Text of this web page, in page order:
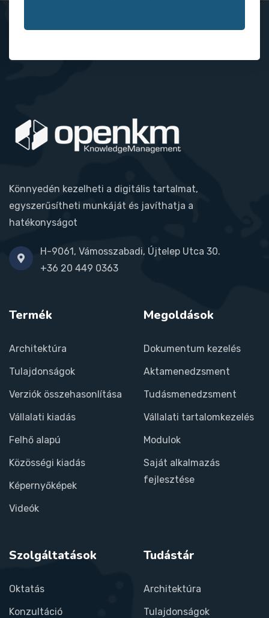
Könnyedén kezelheti a digitális tartalmat,
egyszerűsítheti munkáját és javíthatja a
hatékonyságot
H-9061, Vámosszabadi, Újtelep Utca 30.
+36 20 449 0363
Termék
Architektúra
Tulajdonságok
Verziók összehasonlítása
Vállalati kiadás
Felhő alapú
Közösségi kiadás
Képernyőképek
Videók
Megoldások
Dokumentum kezelés
Aktamenedzsment
Tudásmenedzsment
Vállalati tartalomkezelés
Modulok
Saját alkalmazás
fejlesztése
Szolgáltatások
Oktatás
Konzultáció
Tudástár
Architektúra
Tulajdonságok